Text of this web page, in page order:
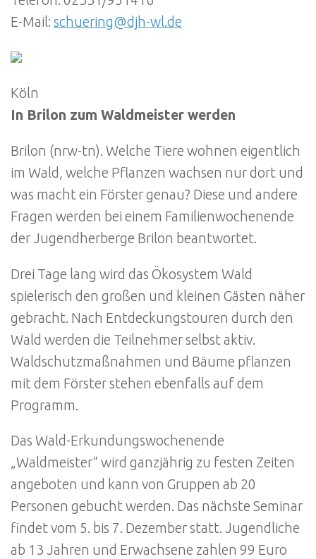
E-Mail: schuering@djh-wl.de
Köln
In Brilon zum Waldmeister werden
Brilon (nrw-tn). Welche Tiere wohnen eigentlich
im Wald, welche Pflanzen wachsen nur dort und
was macht ein Förster genau? Diese und andere
Fragen werden bei einem Familienwochenende
der Jugendherberge Brilon beantwortet.
Drei Tage lang wird das Ökosystem Wald
spielerisch den großen und kleinen Gästen näher
gebracht. Nach Entdeckungstouren durch den
Wald werden die Teilnehmer selbst aktiv.
Waldschutzmaßnahmen und Bäume pflanzen
mit dem Förster stehen ebenfalls auf dem
Programm.
Das Wald-Erkundungswochenende
„Waldmeister“ wird ganzjährig zu festen Zeiten
angeboten und kann von Gruppen ab 20
Personen gebucht werden. Das nächste Seminar
findet vom 5. bis 7. Dezember statt. Jugendliche
ab 13 Jahren und Erwachsene zahlen 99 Euro